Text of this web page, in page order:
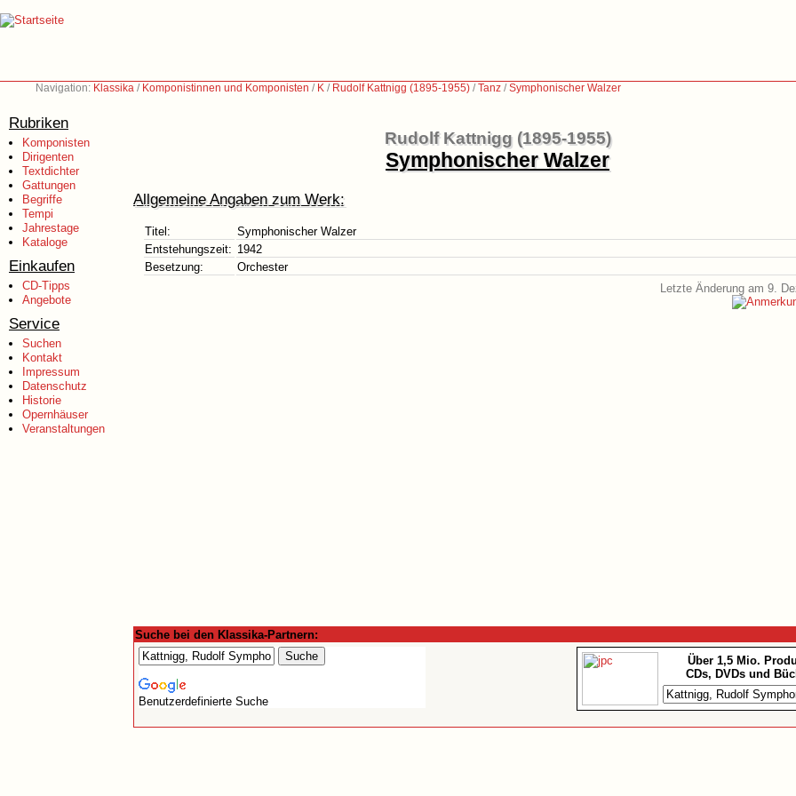
Navigation: Klassika / Komponistinnen und Komponisten / K / Rudolf Kattnigg (1895-1955) /Tanz /Symphonischer Walzer
Rubriken
Komponisten
Dirigenten
Textdichter
Gattungen
Begriffe
Tempi
Jahrestage
Kataloge
Einkaufen
CD-Tipps
Angebote
Service
Suchen
Kontakt
Impressum
Datenschutz
Historie
Opernhäuser
Veranstaltungen
Rudolf Kattnigg (1895-1955)
Symphonischer Walzer
Allgemeine Angaben zum Werk:
Titel:
Symphonischer Walzer
Entstehungszeit: 1942
Besetzung:
Orchester
Letzte Änderung am 9.
Suche bei den Klassika-Partnern:
Benutzerdefinierte Suche
Über 1,5 Mio.
CDs, DVDs und